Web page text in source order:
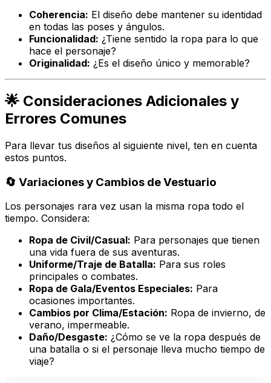
Coherencia: El diseño debe mantener su identidad
en todas las poses y ángulos.
Funcionalidad: ¿Tiene sentido la ropa para lo que
hace el personaje?
Originalidad: ¿Es el diseño único y memorable?
🌟 Consideraciones Adicionales y
Errores Comunes
Para llevar tus diseños al siguiente nivel, ten en cuenta
estos puntos.
🔄 Variaciones y Cambios de Vestuario
Los personajes rara vez usan la misma ropa todo el
tiempo. Considera:
Ropa de Civil/Casual: Para personajes que tienen
una vida fuera de sus aventuras.
Uniforme/Traje de Batalla: Para sus roles
principales o combates.
Ropa de Gala/Eventos Especiales: Para
ocasiones importantes.
Cambios por Clima/Estación: Ropa de invierno, de
verano, impermeable.
Daño/Desgaste: ¿Cómo se ve la ropa después de
una batalla o si el personaje lleva mucho tiempo de
viaje?